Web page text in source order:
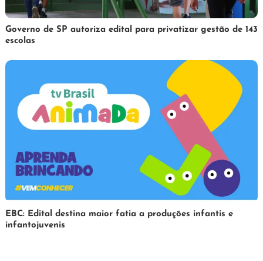
1
de
de
Redação
Governo de SP autoriza edital para privatizar gestão de 143
escolas
31
de
Redação
EBC: Edital destina maior fatia a produções infantis e
infantojuvenis